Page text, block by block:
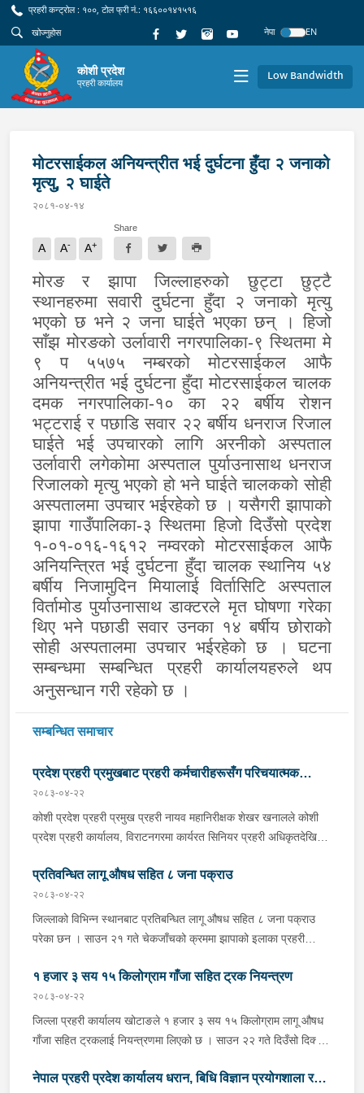
प्रहरी कन्ट्रोल : १००, टोल फ्री नं.: १६६००१४१५१६
नेपा
EN
कोशी प्रदेश
प्रहरी कार्यालय Low Bandwidth
मोटरसाईकल अनियन्त्रीत भई दुर्घटना हुँदा २ जनाको
मृत्यु, २ घाईते
२०८१-०४-१४
A A- A+
Share
मोरङ र झापा जिल्लाहरुको छुट्टा छुट्टै
स्थानहरुमा सवारी दुर्घटना हुँदा २ जनाको मृत्यु
भएको छ भने २ जना घाईते भएका छन् । हिजो
साँझ मोरङको उर्लावारी नगरपालिका-९ स्थितमा मे
९ प ५५७५ नम्बरको मोटरसाईकल आफै
अनियन्त्रीत भई दुर्घटना हुँदा मोटरसाईकल चालक
दमक नगरपालिका-१० का २२ बर्षीय रोशन
भट्टराई र पछाडि सवार २२ बर्षीय धनराज रिजाल
घाईते भई उपचारको लागि अरनीको अस्पताल
उर्लावारी लगेकोमा अस्पताल पुर्याउनासाथ धनराज
रिजालको मृत्यु भएको हो भने घाईते चालकको सोही
अस्पतालमा उपचार भईरहेको छ । यसैगरी झापाको
झापा गाउँपालिका-३ स्थितमा हिजो दिउँसो प्रदेश
१-०१-०१६-१६१२ नम्वरको मोटरसाईकल आफै
अनियन्त्रित भई दुर्घटना हुँदा चालक स्थानिय ५४
बर्षीय निजामुदिन मियालाई विर्तासिटि अस्पताल
विर्तामोड पुर्याउनासाथ डाक्टरले मृत घोषणा गरेका
थिए भने पछाडी सवार उनका १४ बर्षीय छोराको
सोही अस्पतालमा उपचार भईरहेको छ । घटना
सम्बन्धमा सम्बन्धित प्रहरी कार्यालयहरुले थप
अनुसन्धान गरी रहेको छ ।
सम्बन्धित समाचार
प्रदेश प्रहरी प्रमुखबाट प्रहरी कर्मचारीहरूसँग परिचयात्मक
भेटघाट तथा अन्तरक्रिया
२०८३-०४-२२
कोशी प्रदेश प्रहरी प्रमुख प्रहरी नायव महानिरीक्षक शेखर खनालले कोशी
प्रदेश प्रहरी कार्यालय, विराटनगरमा कार्यरत सिनियर प्रहरी अधिकृतदेखि
अन्तरक्रिया गर्नुभएको छ । साउन २२ गते कोशी प्रदेश प्रहरी कार्यालयको
सभाहलमा आयोजित कार्यक्रममा उहाँले अन्तरक्रियाका क्रममा प्रहरी
कर्मचारीहरूले उठाएका समस्या, गुनासा, जिज्ञासा तथा सुझावहरूलाई
गम्भीरतापूर्वक सुनुवाई गर्नुका साथै संगठनको नीति, कानुनी व्यवस्था र उपलब्ध
उहाँले संगठनभित्र अनुशासन, व्यावसायिकता, पारदर्शिता, जवाफदेहिता र
सेवामुखी कार्यशैलीलाई थप सुदृढ बनाउन तथा आफ्नो व्यक्तिगत सुरक्षा,
स्वास्थ्यमा सदैव ध्यान दिन सम्पुर्ण प्रहरी कर्मचारीलाई निर्देशन दिनुभयो ।
प्रदेश प्रहरी प्रमुख खनालले नागरिकको विश्वास जित्ने आधार भनेकै
इमानदार, निष्पक्ष र प्रभावकारी प्रहरी सेवा भएको उल्लेख गर्दै प्रत्येक प्रहरी
कर्मचारीले उच्च मनोबल, नैतिक आचरण र जिम्मेवारीबोधका साथ आफ्नो
कर्तव्य निर्वाह गर्नुपर्नेमा जोड दिनुभयो । उहाँले संगठनभित्र आपसी समन्वय,
प्रतिवन्धित लागू औषध सहित ८ जना पक्राउ
२०८३-०४-२२
जिल्लाको विभिन्न स्थानबाट प्रतिबन्धित लागू औषध सहित ८ जना पक्राउ
परेका छन । साउन २१ गते चेकजाँचको क्रममा झापाको इलाका प्रहरी
मिलिग्राम ब्राउन सुगर सहित र इलाका प्रहरी कार्यालय अनारमनीले बिर्तामोड
नगरपालिका-५ का इकवाल अन्सारी, बाह्रदशी गाउँपालिका-४ का मनोज
राजवंशी र बाह्रदशी गाउँपालिका-३ की धनकुमारी राजवंशीलाई १९० मिलिग्राम
ब्राउन सुगर सहित पक्राउ गरेको छ । त्यसैगरी मोरङको इलाका प्रहरी
३९ वटा नाइट्रोजन ट्याब्लेट सहित नियन्त्रणमा लिएको छ । चेकजाँचकै
१ हजार ३ सय १५ किलोग्राम गाँजा सहित ट्रक नियन्त्रण
२०८३-०४-२२
जिल्ला प्रहरी कार्यालय खोटाङले १ हजार ३ सय १५ किलोग्राम लागू औषध
गाँजा सहित ट्रकलाई नियन्त्रणमा लिएको छ । साउन २२ गते दिउँसो दिक्तेल
प्र.१-०२-००२ ख ००८३ नम्बरको ट्रक शंकास्पद अबस्थामा रोकेर राखेको
नेपाल प्रहरी प्रदेश कार्यालय धरान, बिधि विज्ञान प्रयोगशाला र